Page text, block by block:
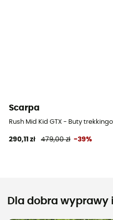
Scarpa
Rush Mid Kid GTX - Buty
290,11 zł 479,00 zł -39%
Dla dobra wyprawy